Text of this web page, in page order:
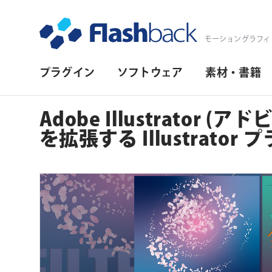
モーショングラフ
プ
イ
マ
リ・
ナ
ビ
シ
プラグイン ソフトウェア 素材・書籍
Adobe Illustrator (アド
を拡張する Illustrator プ